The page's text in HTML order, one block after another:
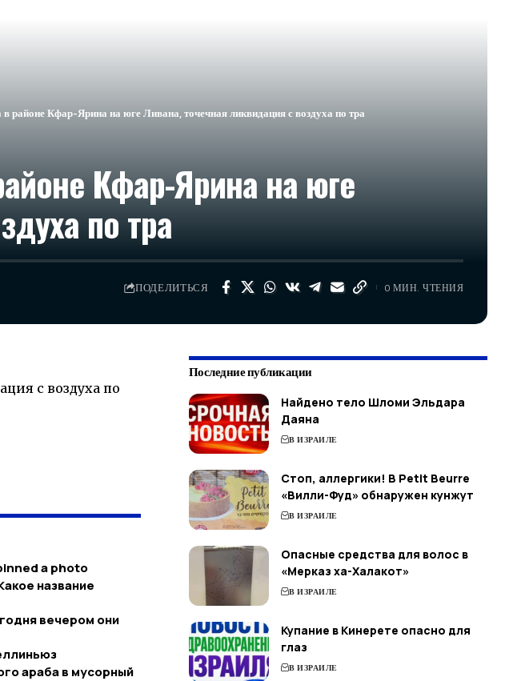
Кфар-Ярина на юге Ливана, точечная ликвидация с воздуха по тра
Кфар-Ярина на юге
по тра
ПОДЕЛИТЬСЯ 0 МИН. ЧТЕНИЯ
с воздуха по
a photo
название
вечером они
араба в мусорный
Последние публикации
Найдено тело Шломи Эльдара
Даяна
В ИЗРАИЛЕ
Стоп, аллергики! В Petit Beurre
«Вилли-Фуд» обнаружен кунжут
В ИЗРАИЛЕ
Опасные средства для волос в
«Мерказ ха-Халакот»
В ИЗРАИЛЕ
Купание в Кинерете опасно для
глаз
В ИЗРАИЛЕ